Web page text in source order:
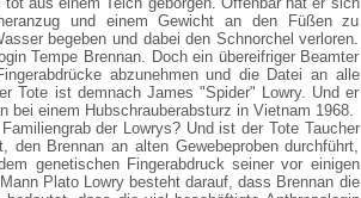
und einem Gewicht an den Füßen zu
begeben und dabei den Schnorchel verloren.
Tempe Brennan. Doch ein übereifriger Beamter
abzunehmen und die Datei an alle
Tote ist demnach James "Spider" Lowry. Und er
bei einem Hubschrauberabsturz in Vietnam 1968.
der Lowrys? Und ist der Tote Taucher
den Brennan an alten Gewebeproben durchführt,
genetischen Fingerabdruck seiner vor einigen
Plato Lowry besteht darauf, dass Brennan die